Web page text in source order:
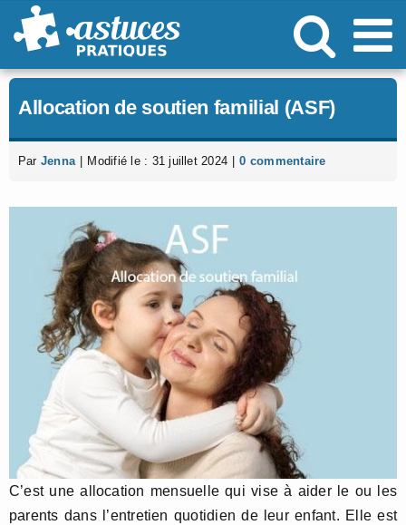
Passer
au
Allocation de soutien familial (ASF)
Par Jenna Modifié le : 31 juillet 2024 0 commentaire
C’est une allocation mensuelle qui vise à aider le ou les
parents dans l’entretien quotidien de leur enfant. Elle est